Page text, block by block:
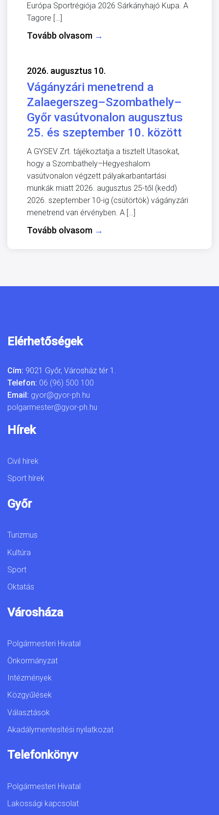
Európa Sportrégiója 2026 Sárkányhajó Kupa. A
Tagore […]
Tovább olvasom →
2026. augusztus 10.
Vágányzári menetrend a
Zalaegerszeg–Szombathely–
Győr vasútvonalon augusztus
25. és szeptember 10. között
A GYSEV Zrt. tájékoztatja a tisztelt Utasokat,
hogy a Szombathely–Hegyeshalom
vasútvonalon végzett pályakarbantartási
munkák miatt 2026. augusztus 25-től (kedd)
2026. szeptember 10-ig (csütörtök) vágányzári
menetrend van érvényben. A […]
Tovább olvasom →
Elérhetőségek
Cím: 9021 Győr, Városház tér 1.
Telefon: 06 (96) 500 100
Email: gyor@gyor-ph.hu
polgarmester@gyor-ph.hu
Hírek
Civil hírek
Sport hírek
Győr
Turizmus
Kultúra
Sport
Oktatás
Városháza
Polgármesteri Hivatal
Önkormányzat
Intézmények
Közgyűlések
Választások
Akadálymentesítési nyilatkozat
Telefonkönyv
Polgármesteri Hivatal
Lakossági kapcsolat